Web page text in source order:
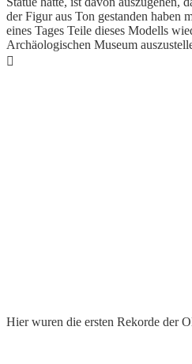
der Figur aus Ton gestanden haben
eines Tages Teile dieses Modells
Archäologischen Museum
Hier wuren die ersten Rekorde der